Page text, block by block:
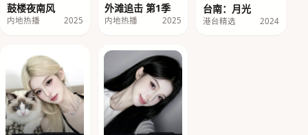
鼓楼夜南风
内地热播 2025
外滩追击 第1季
内地热播 2025
台南：月光
港台精选 2024